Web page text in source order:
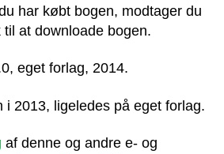
har købt bogen, modtager du
at downloade bogen.
eget forlag, 2014.
i 2013, ligeledes på eget forlag.
af denne og andre e- og